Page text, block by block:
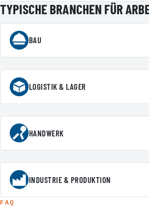
TYPISCHE BRANCHEN FÜR
BAU
LOGISTIK & LAGER
HANDWERK
INDUSTRIE & PRODUKTION
FAQ